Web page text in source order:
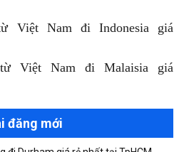
Việt Nam đi Indonesia giá
Việt Nam đi Malaisia giá
đăng mới